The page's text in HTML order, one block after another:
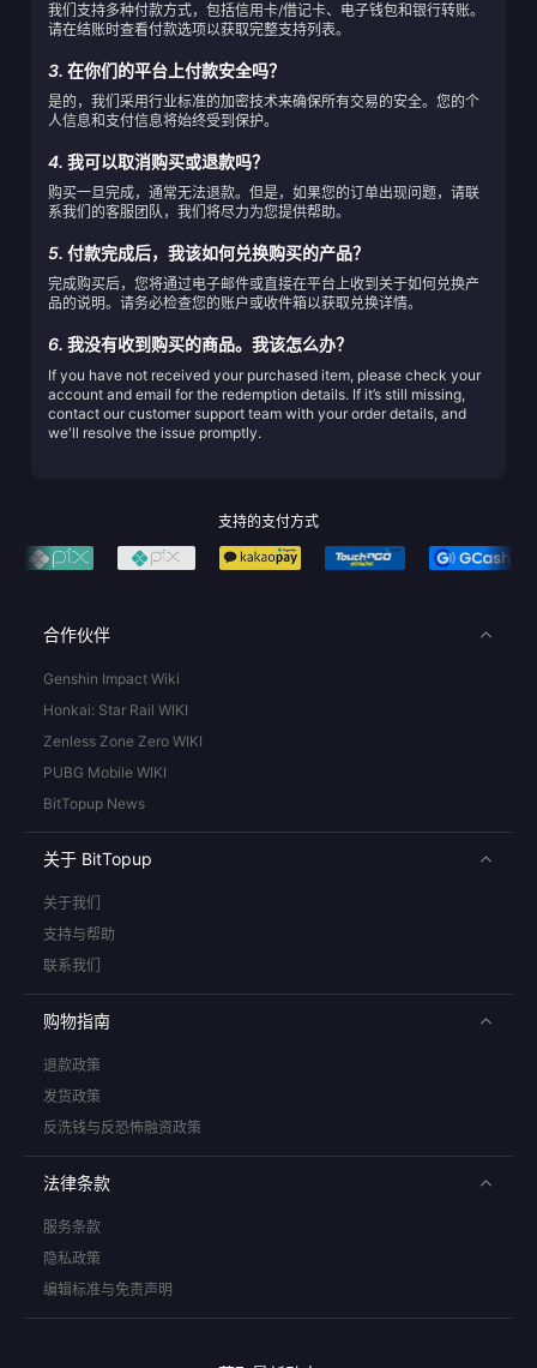
我们支持多种付款方式，包括信用卡/借记卡、电子钱包和银行转账。
请在结账时查看付款选项以获取完整支持列表。
3. 在你们的平台上付款安全吗？
是的，我们采用行业标准的加密技术来确保所有交易的安全。您的个
人信息和支付信息将始终受到保护。
4. 我可以取消购买或退款吗？
购买一旦完成，通常无法退款。但是，如果您的订单出现问题，请联
系我们的客服团队，我们将尽力为您提供帮助。
5. 付款完成后，我该如何兑换购买的产品？
完成购买后，您将通过电子邮件或直接在平台上收到关于如何兑换产
品的说明。请务必检查您的账户或收件箱以获取兑换详情。
6. 我没有收到购买的商品。我该怎么办？
If you have not received your purchased item, please check your
account and email for the redemption details. If it’s still missing,
contact our customer support team with your order details, and
we'll resolve the issue promptly.
支持的支付方式
合作伙伴
Genshin Impact Wiki
Honkai: Star Rail WIKI
Zenless Zone Zero WIKI
PUBG Mobile WIKI
BitTopup News
关于 BitTopup
关于我们
支持与帮助
联系我们
购物指南
退款政策
发货政策
反洗钱与反恐怖融资政策
法律条款
服务条款
隐私政策
编辑标准与免责声明